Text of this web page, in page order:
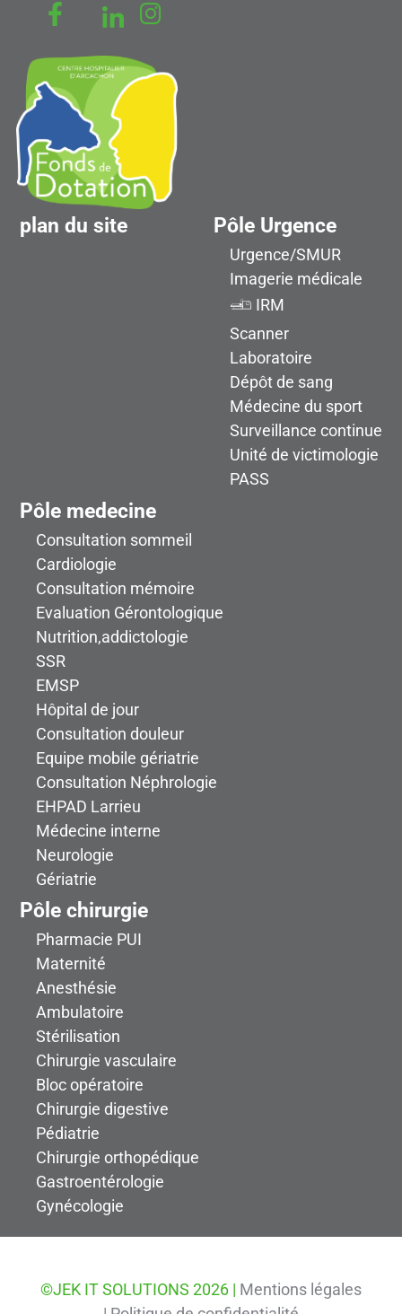
plan du site Pôle Urgence
Urgence/SMUR
Imagerie médicale
IRM
Scanner
Laboratoire
Dépôt de sang
Médecine du sport
Surveillance continue
Unité de victimologie
PASS
Pôle medecine
Consultation sommeil
Cardiologie
Consultation mémoire
Evaluation Gérontologique
Nutrition,addictologie
SSR
EMSP
Hôpital de jour
Consultation douleur
Equipe mobile gériatrie
Consultation Néphrologie
EHPAD Larrieu
Médecine interne
Neurologie
Gériatrie
Pôle chirurgie
Pharmacie PUI
Maternité
Anesthésie
Ambulatoire
Stérilisation
Chirurgie vasculaire
Bloc opératoire
Chirurgie digestive
Pédiatrie
Chirurgie orthopédique
Gastroentérologie
Gynécologie
©JEK IT SOLUTIONS 2026 | Mentions légales